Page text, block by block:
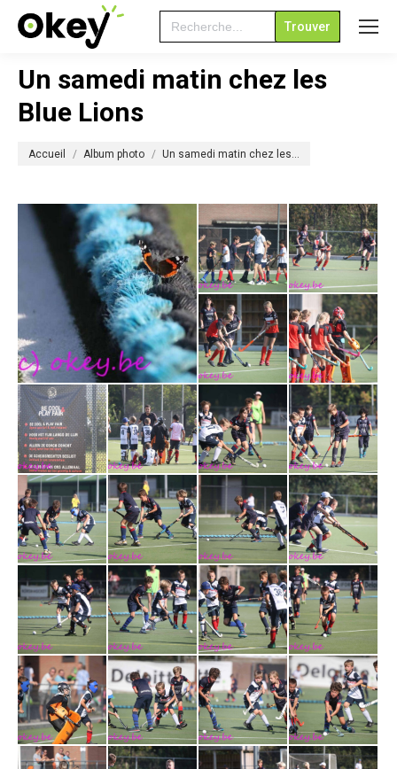
Search
for:
Un samedi matin chez les
Blue Lions
Accueil Album photo Un samedi matin chez les…